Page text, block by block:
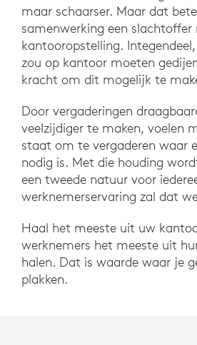
maar schaarser. Maar dat
samenwerking een
kantooropstelling.
zou op kantoor moeten
kracht om dit mogelijk te
Door vergaderingen
veelzijdiger te maken, voelen
staat om te vergaderen waar
nodig is. Met die houding
een tweede natuur voor
werknemerservaring zal dat
Haal het meeste uit uw
werknemers het meeste uit
halen. Dat is waarde waar je
plakken.